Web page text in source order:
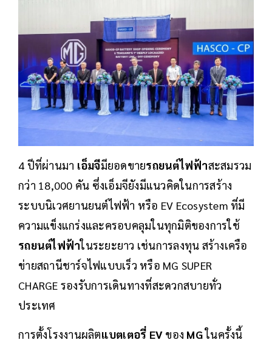
4 ปีที่ผ่านมา เอ็มจีมียอดขายรถยนต์ไฟฟ้าสะสมรวม
กว่า 18,000 คัน ซึ่งเอ็มจียังมีแนวคิดในการสร้าง
ระบบนิเวศยานยนต์ไฟฟ้า หรือ EV Ecosystem ที่มี
ความแข็งแกร่งและครอบคลุมในทุกมิติของการใช้
รถยนต์ไฟฟ้าในระยะยาว เช่นการลงทุน สร้างเครือ
ข่ายสถานีชาร์จไฟแบบเร็ว หรือ MG SUPER
CHARGE รองรับการเดินทางที่สะดวกสบายทั่ว
ประเทศ
การตั้งโรงงานผลิตแบตเตอรี่ EV ของ MGในครั้งนี้